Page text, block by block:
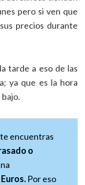
pero si ven que
precios durante
tarde a eso de las
ya que es la hora
encuentras
o
Por eso